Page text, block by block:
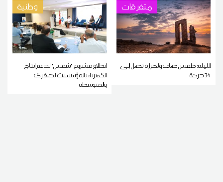
متفرقات
الليلة: طقس صاف والحرارة تصل إلى
34 درجة
وطنية
انطلاق مشروع "شمس" لدعم إنتاج
الكهرباء بالمؤسسات الصغرى
والمتوسطة